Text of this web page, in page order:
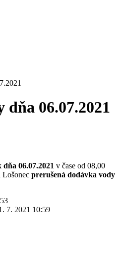
dňa 06.07.2021
06.07.2021 v čase od 08,00
Lošonec prerušená dodávka vody
7. 2021 10:59